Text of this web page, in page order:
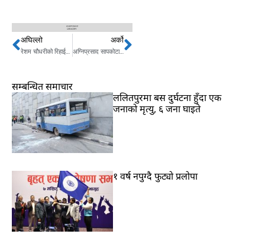
Prev
अघिल्लो
रेशम चौधरीको रिहाईको माग गर्दै आन्दोलनको घोषणा
अर्को
अग्निप्रसाद सापकोटाका विषयमा माइतीघरमा दुःख नगर्न प्रचण्डको आग्रहNext
सम्बन्धित समाचार
ललितपुरमा बस दुर्घटना हुँदा एक
जनाको मृत्यु, ६ जना घाइते
१ वर्ष नपुग्दै फुट्यो प्रलोपा